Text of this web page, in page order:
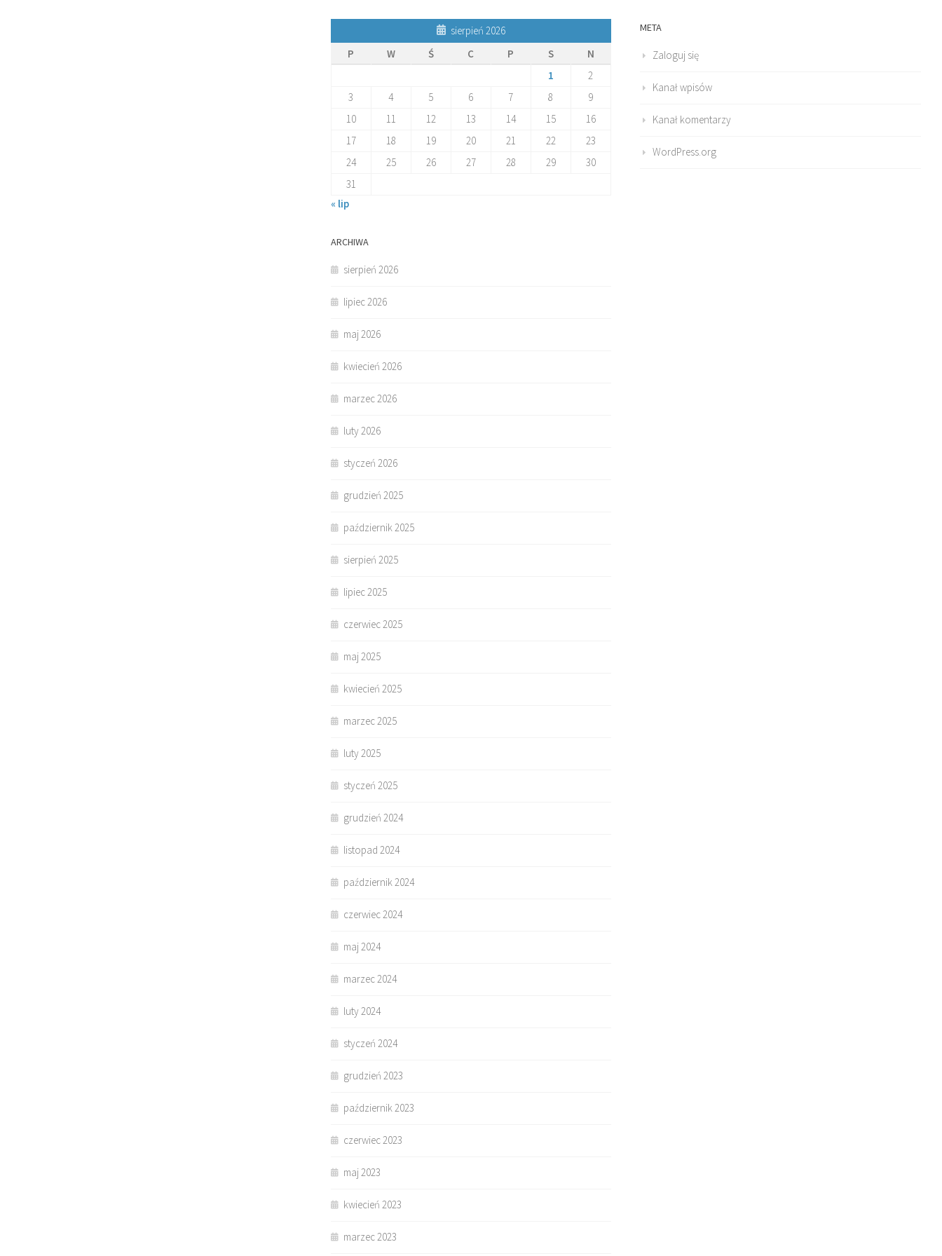
sierpień 2026
P
W Ś C P S
N
1
2
3
4 5 6 7 8
9
10
11 12 13 14 15
16
17
18 19 20 21 22
23
24
25 26 27 28 29
30
31
« lip
ARCHIWA
sierpień 2026
lipiec 2026
maj 2026
kwiecień 2026
marzec 2026
luty 2026
styczeń 2026
grudzień 2025
październik 2025
sierpień 2025
lipiec 2025
czerwiec 2025
maj 2025
kwiecień 2025
marzec 2025
luty 2025
styczeń 2025
grudzień 2024
listopad 2024
październik 2024
czerwiec 2024
maj 2024
marzec 2024
luty 2024
styczeń 2024
grudzień 2023
październik 2023
czerwiec 2023
maj 2023
kwiecień 2023
marzec 2023
META
Zaloguj się
Kanał wpisów
Kanał komentarzy
WordPress.org